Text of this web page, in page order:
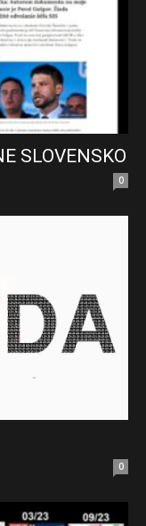
SLOVENSKO
0
0